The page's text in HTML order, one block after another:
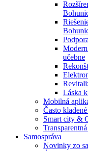
učebne
Láska
Mobilná
Často
Smart city &
Samospráva
Novinky zo